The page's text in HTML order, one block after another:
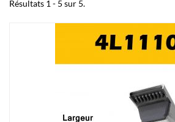
Résultats 1 - 5 sur 5.